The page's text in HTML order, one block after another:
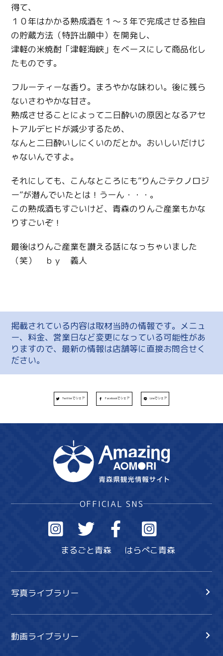
得て、
１０年はかかる熟成酒を１～３年で完成させる独自
の貯蔵方法（特許出願中）を開発し、
津軽の米焼酎「津軽海峡」をベースにして商品化し
たものです。
フルーティーな香り。まろやかな味わい。後に残ら
ないさわやかな甘さ。
熟成させることによって二日酔いの原因となるアセ
トアルデヒドが減少するため、
なんと二日酔いしにくいのだとか。おいしいだけじ
ゃないんですよ。
それにしても、こんなところにも”りんごテクノロジ
ー”が潜んでいたとは！うーん・・・。
この熟成酒もすごいけど、青森のりんご産業もかな
りすごいぞ！
最後はりんご産業を讃える話になっちゃいました
（笑） ｂｙ 義人
掲載されている内容は取材当時の情報です。メニュ
ー、料金、営業日など変更になっている可能性があ
りますので、最新の情報は店舗等に直接お問合せく
ださい。
Twitterでシェア Facebookでシェア Lineでシェア
OFFICIAL SNS
まるごと青森 はらぺこ青森
写真ライブラリー
動画ライブラリー